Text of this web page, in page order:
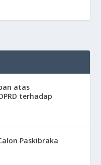
atas
terhadap
Paskibraka